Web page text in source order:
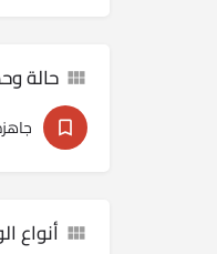
حالة
أنواع